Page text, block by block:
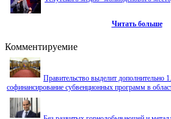
КГД выявил налоговые нарушения еще на одном
Читать больше
Комментируемие
Правительство выделит дополнительно
софинансирование субвенционных программ в